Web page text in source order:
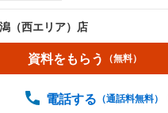
（西エリア）店
資料をもらう （無料）
電話する （通話料無料）